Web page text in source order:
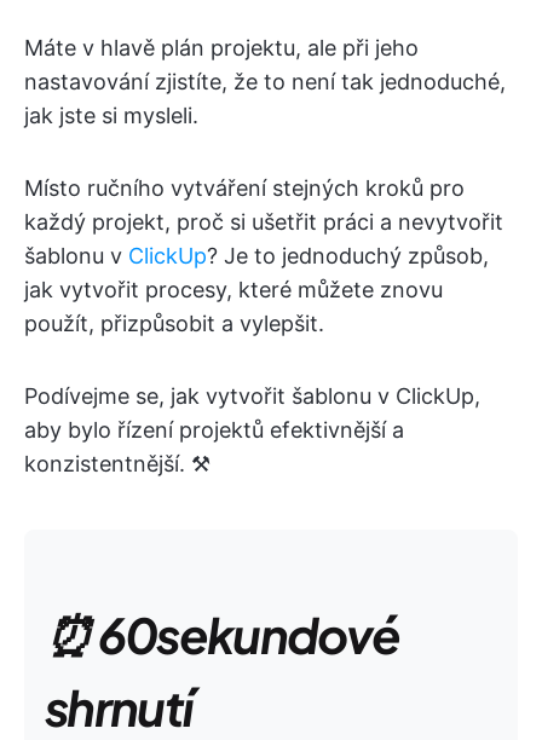
Máte v hlavě plán projektu, ale při jeho
nastavování zjistíte, že to není tak jednoduché,
jak jste si mysleli.
Místo ručního vytváření stejných kroků pro
každý projekt, proč si ušetřit práci a nevytvořit
šablonu v ClickUp? Je to jednoduchý způsob,
jak vytvořit procesy, které můžete znovu
použít, přizpůsobit a vylepšit.
Podívejme se, jak vytvořit šablonu v ClickUp,
aby bylo řízení projektů efektivnější a
konzistentnější. ⚒️
⏰ 60sekundové
shrnutí